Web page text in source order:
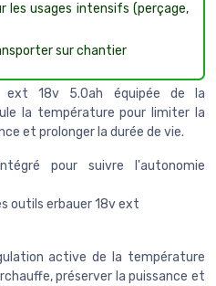
les usages intensifs (perçage,
sur chantier
ext 18v 5.0ah équipée de la
la température pour limiter la
et prolonger la durée de vie.
pour suivre l'autonomie
outils erbauer 18v ext
active de la température
préserver la puissance et